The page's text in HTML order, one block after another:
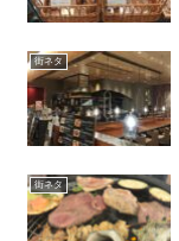
街ネタ
街ネタ